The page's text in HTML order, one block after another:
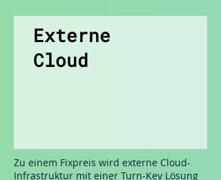
Externe
Cloud
Zu einem Fixpreis wird externe Cloud-
Infrastruktur mit einer Turn-Key Lösung